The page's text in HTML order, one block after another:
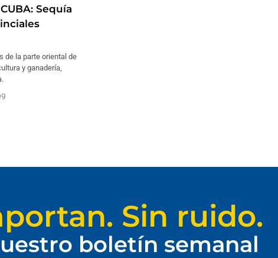
Sequía
de la parte oriental de
y ganadería,
Sin ruido.
boletín semanal